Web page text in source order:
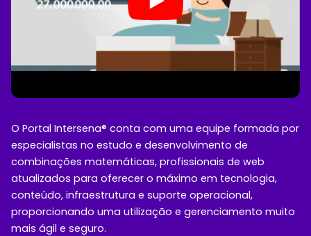
O Portal Intersena® conta com uma equipe formada por
especialistas no estudo e desenvolvimento de
combinações matemáticas, profissionais de web
atualizados para oferecer o máximo em tecnologia,
conteúdo, infraestrutura e suporte operacional,
proporcionando uma utilização e gerenciamento muito
mais ágil e seguro.